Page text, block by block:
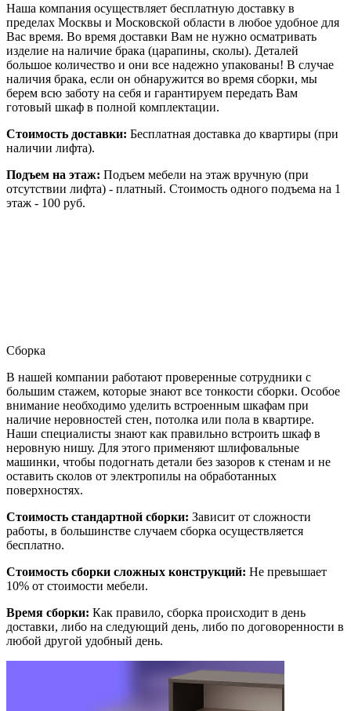
Наша компания осуществляет бесплатную доставку в
пределах Москвы и Московской области в любое удобное для
Вас время. Во время доставки Вам не нужно осматривать
изделие на наличие брака (царапины, сколы). Деталей
большое количество и они все надежно упакованы! В случае
наличия брака, если он обнаружится во время сборки, мы
берем всю заботу на себя и гарантируем передать Вам
готовый шкаф в полной комплектации.
Стоимость доставки: Бесплатная доставка до квартиры (при
наличии лифта).
Подъем на этаж: Подъем мебели на этаж вручную (при
отсутствии лифта) - платный. Стоимость одного подъема на 1
этаж - 100 руб.
Сборка
В нашей компании работают проверенные сотрудники с
большим стажем, которые знают все тонкости сборки. Особое
внимание необходимо уделить встроенным шкафам при
наличие неровностей стен, потолка или пола в квартире.
Наши специалисты знают как правильно встроить шкаф в
неровную нишу. Для этого применяют шлифовальные
машинки, чтобы подогнать детали без зазоров к стенам и не
оставить сколов от электропилы на обработанных
поверхностях.
Стоимость стандартной сборки: Зависит от сложности
работы, в большинстве случаем сборка осуществляется
бесплатно.
Стоимость сборки сложных конструкций: Не превышает
10% от стоимости мебели.
Время сборки: Как правило, сборка происходит в день
доставки, либо на следующий день, либо по договоренности в
любой другой удобный день.